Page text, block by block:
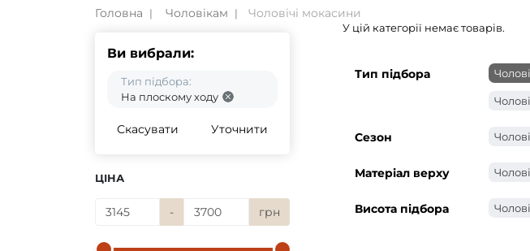
Головна Чоловікам Чоловічі мокасини
Ви вибрали:
Тип підбора:
На плоскому ходу
Скасувати Уточнити
ЦІНА
- грн
У цій категорії немає товарів.
Тип підбора
Сезон
Матеріал верху
Висота підбора